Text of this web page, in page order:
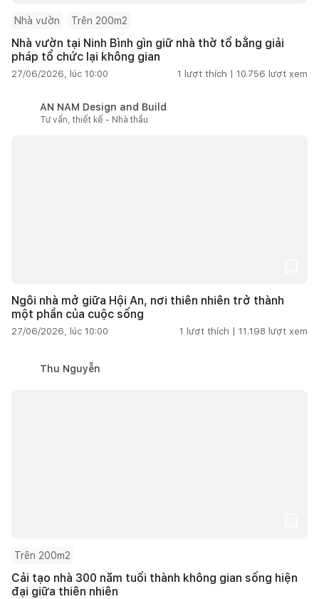
Nhà vườn Trên 200m2
Nhà vườn tại Ninh Bình gìn giữ nhà thờ tổ bằng giải
pháp tổ chức lại không gian
27/06/2026, lúc 10:00 1 lượt thích | 10.756 lượt xem
AN NAM Design and Build
Tư vấn, thiết kế - Nhà thầu
Ngôi nhà mở giữa Hội An, nơi thiên nhiên trở thành
một phần của cuộc sống
27/06/2026, lúc 10:00 1 lượt thích | 11.198 lượt xem
Thu Nguyễn
Trên 200m2
Cải tạo nhà 300 năm tuổi thành không gian sống hiện
đại giữa thiên nhiên